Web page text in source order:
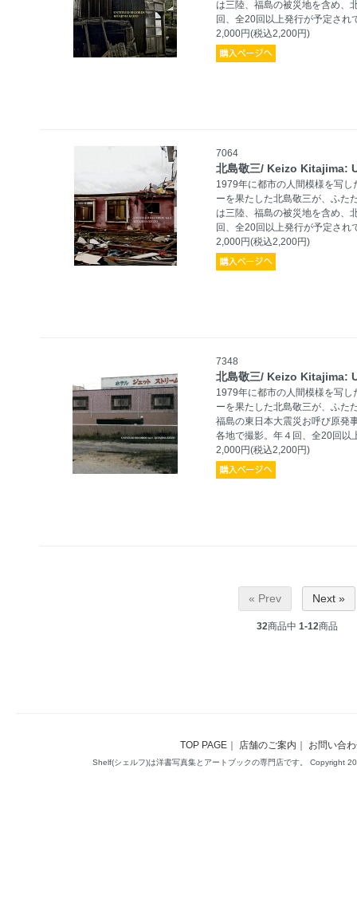
は三陸、福島の被災地を含め、
回、全20回以上発行が予定され
2,000円(税込2,200円)
7064
北島敬三/ Keizo Kitajima:
1979年に都市の人間模様を写
ーを果たした北島敬三が、ふた
は三陸、福島の被災地を含め、
回、全20回以上発行が予定され
2,000円(税込2,200円)
7348
北島敬三/ Keizo Kitajima:
1979年に都市の人間模様を写
ーを果たした北島敬三が、ふた
福島の東日本大震災お呼び原発
各地で撮影。年４回、全20回以
2,000円(税込2,200円)
« Prev Next »
32商品中 1-12商品
TOP PAGE ｜ 店舗のご案内 ｜ お問い合
Shelf(シェルフ)は洋書写真集とアートブックの専門店です。 Copyright